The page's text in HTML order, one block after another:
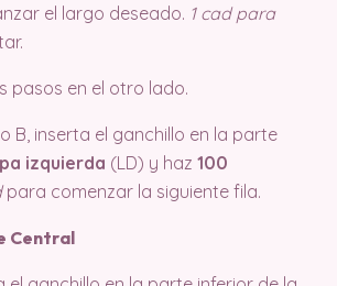
el largo deseado. 1 cad para
pasos en el otro lado.
B, inserta el ganchillo en la parte
izquierda (LD) y haz 100
para comenzar la siguiente fila.
Central